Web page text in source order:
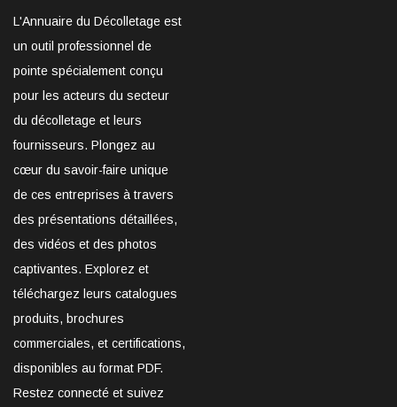
L'Annuaire du Décolletage est
un outil professionnel de
pointe spécialement conçu
pour les acteurs du secteur
du décolletage et leurs
fournisseurs. Plongez au
cœur du savoir-faire unique
de ces entreprises à travers
des présentations détaillées,
des vidéos et des photos
captivantes. Explorez et
téléchargez leurs catalogues
produits, brochures
commerciales, et certifications,
disponibles au format PDF.
Restez connecté et suivez